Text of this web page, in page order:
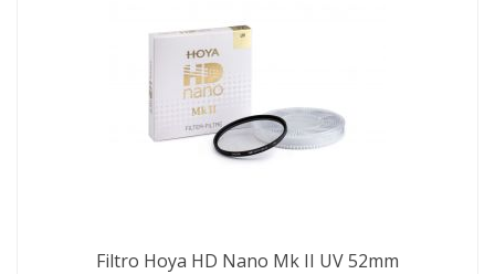
Filtro Hoya HD Nano Mk II UV 52mm